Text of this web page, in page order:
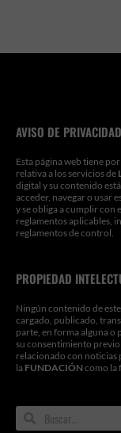
AVISO DE PRIVACIDAD
Esta página web tiene
relativa a los servicios de
digital y su contenido
acceder, navegar o usar
y se obliga a cumplir con
reglamentos aplicables,
reglamentos de control.
PROPIEDAD
Ningún contenido de
cargado, publicado,
parte, en forma alguna o
su consentimiento
relacionado con noticias
la FUNDACIÓN como la
SearchSearch